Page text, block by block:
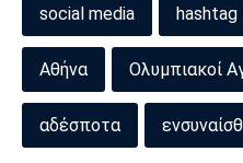
social media hashtag
Αθήνα Ολυμπιακοί
αδέσποτα